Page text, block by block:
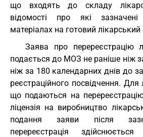
що входять до складу
відомості про які
матеріалах на готовий лікарський
Заява про перереєстрацію
подається до МОЗ не раніше ніж
ніж за 180 календарних днів до
реєстраційного посвідчення. Для
що подаються на
ліцензія на виробництво
подання заяви після
перереєстрація